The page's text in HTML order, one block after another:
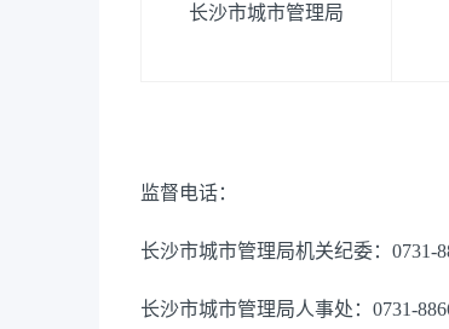
长沙市城市管理局
监督电话：
长沙市城市管理局机关纪委：0731-
长沙市城市管理局人事处：0731-